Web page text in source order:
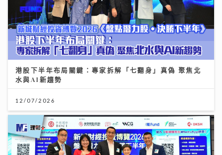
港股下半年布局關鍵：專家拆解「七翻身」真偽 聚焦北
水與AI新趨勢
12/07/2026